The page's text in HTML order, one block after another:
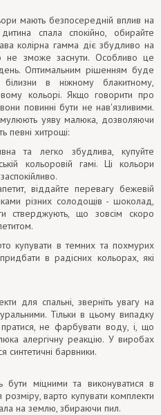
мають безпосередній вплив на
спала спокійно, обирайте
колірна гамма діє збудливо на
не зможе заснути. Особливо це
Оптимальним рішенням буде
білизни в ніжному блакитному,
кольорі. Якщо говорити про
повинні бути не нав'язливими.
уяву малюка, дозволяючи
певні хитрощі:
та легко збудлива, купуйте
кольоровій гамі. Ці кольори
віддайте перевагу бежевій
різних солодощів - шоколад,
стверджують, що зовсім скоро
купувати в темних та похмурих
в радісних кольорах, які
для спальні, зверніть увагу на
Тільки в цьому випадку
не фарбувати воду, і, що
алергічну реакцію. У виробах
синтетичні барвники.
бути міцними та виконуватися в
розміру, варто купувати комплекти
на землю, збираючи пил.